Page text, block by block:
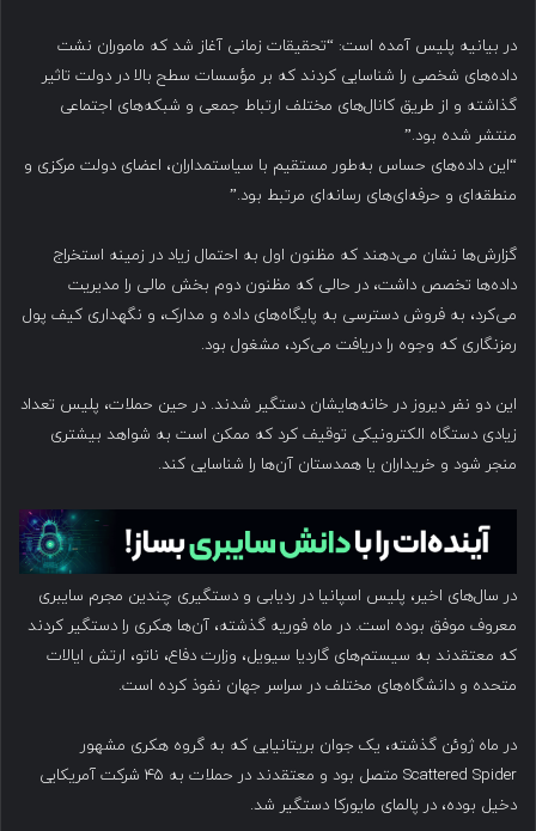
در بیانیه پلیس آمده است: “تحقیقات زمانی آغاز شد که ماموران نشت
داده‌های شخصی را شناسایی کردند که بر مؤسسات سطح بالا در دولت تاثیر
گذاشته و از طریق کانال‌های مختلف ارتباط جمعی و شبکه‌های اجتماعی
منتشر شده بود.”
“این داده‌های حساس به‌طور مستقیم با سیاستمداران، اعضای دولت مرکزی و
منطقه‌ای و حرفه‌ای‌های رسانه‌ای مرتبط بود.”
گزارش‌ها نشان می‌دهند که مظنون اول به احتمال زیاد در زمینه استخراج
داده‌ها تخصص داشت، در حالی که مظنون دوم بخش مالی را مدیریت
می‌کرد، به فروش دسترسی به پایگاه‌های داده و مدارک، و نگهداری کیف پول
رمزنگاری که وجوه را دریافت می‌کرد، مشغول بود.
این دو نفر دیروز در خانه‌هایشان دستگیر شدند. در حین حملات، پلیس تعداد
زیادی دستگاه الکترونیکی توقیف کرد که ممکن است به شواهد بیشتری
منجر شود و خریداران یا همدستان آن‌ها را شناسایی کند.
در سال‌های اخیر، پلیس اسپانیا در ردیابی و دستگیری چندین مجرم سایبری
معروف موفق بوده است. در ماه فوریه گذشته، آن‌ها هکری را دستگیر کردند
که معتقدند به سیستم‌های گاردیا سیویل، وزارت دفاع، ناتو، ارتش ایالات
متحده و دانشگاه‌های مختلف در سراسر جهان نفوذ کرده است.
در ماه ژوئن گذشته، یک جوان بریتانیایی که به گروه هکری مشهور
Scattered Spider متصل بود و معتقدند در حملات به ۴۵ شرکت آمریکایی
دخیل بوده، در پالمای مایورکا دستگیر شد.